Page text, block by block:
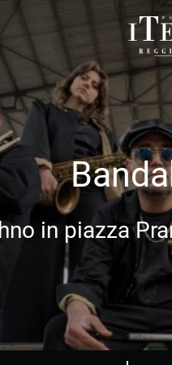
Teatri
Reggio
Emilia
in piazza